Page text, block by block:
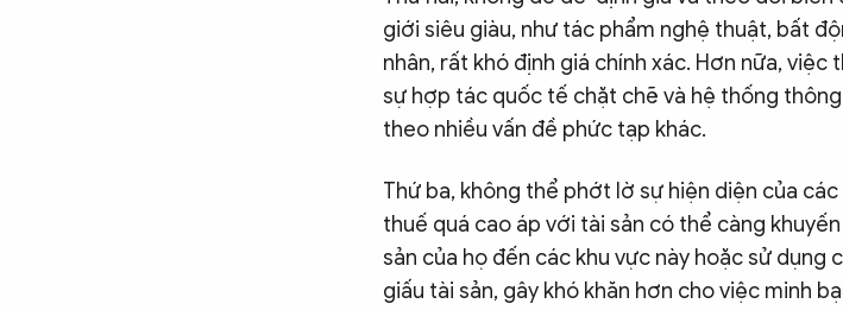
giới siêu giàu, như tác phẩm nghệ thuật, bất
nhân, rất khó định giá chính xác. Hơn nữa,
sự hợp tác quốc tế chặt chẽ và hệ thống
theo nhiều vấn đề phức tạp khác.
Thứ ba, không thể phớt lờ sự hiện diện của
thuế quá cao áp với tài sản có thể càng
sản của họ đến các khu vực này hoặc sử
giấu tài sản, gây khó khăn hơn cho việc minh